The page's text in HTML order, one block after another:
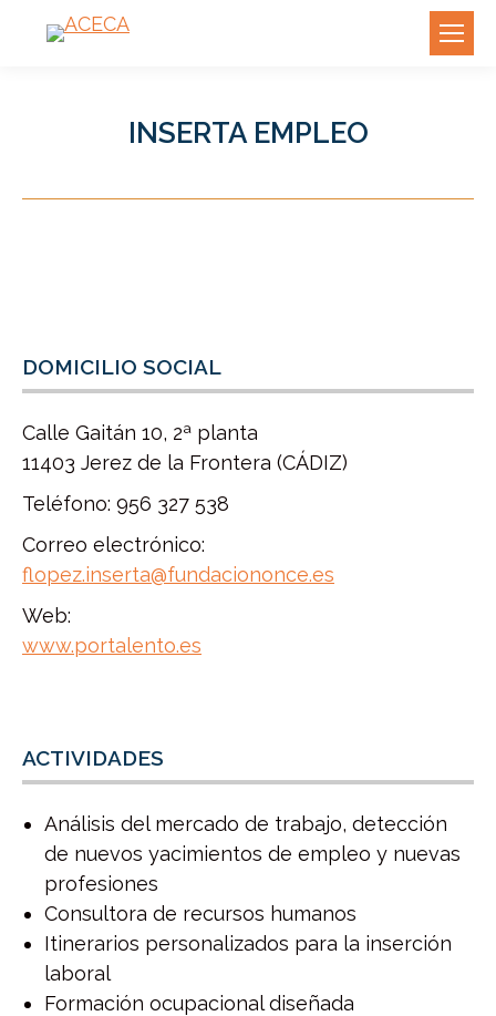
INSERTA EMPLEO
DOMICILIO SOCIAL
Calle Gaitán 10, 2ª planta
11403 Jerez de la Frontera (CÁDIZ)
Teléfono: 956 327 538
Correo electrónico:
flopez.inserta@fundaciononce.es
Web:
www.portalento.es
ACTIVIDADES
Análisis del mercado de trabajo, detección
de nuevos yacimientos de empleo y nuevas
profesiones
Consultora de recursos humanos
Itinerarios personalizados para la inserción
laboral
Formación ocupacional diseñada